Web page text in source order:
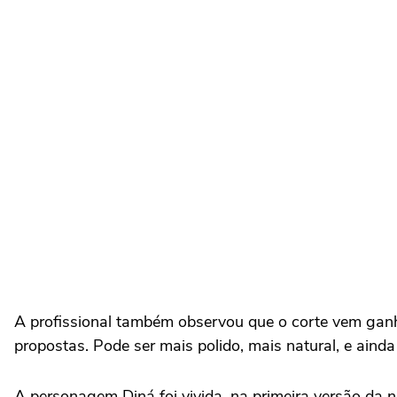
A profissional também observou que o corte vem
propostas. Pode ser mais polido, mais natural, e